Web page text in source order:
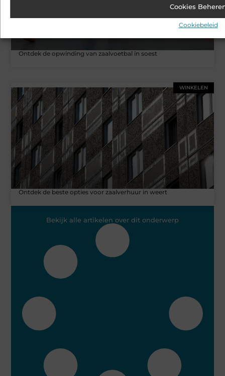
Cookies
Cookiebeleid
Ontdek de opwinding van zaalvoetbal in soest
WINKELEN
Ontdek de beste opties voor zaalverhuur in weert
Bekijk alle artikelen over dit onderwerp